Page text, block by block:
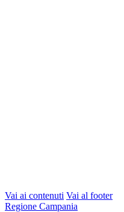
Vai ai contenuti Vai al footer
Regione Campania